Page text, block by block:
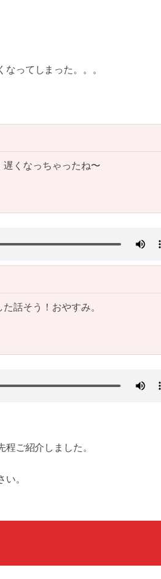
ってしまった。。。
遅くなっちゃったね〜
た話そう！おやすみ。
ご紹介しました。
。